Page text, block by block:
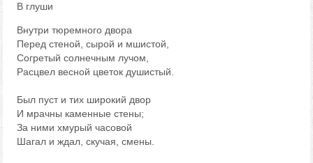
В глуши
Внутри тюремного двора
Перед стеной, сырой и мшистой,
Согретый солнечным лучом,
Расцвел весной цветок душистый.
Был пуст и тих широкий двор
И мрачны каменные стены;
За ними хмурый часовой
Шагал и ждал, скучая, смены.